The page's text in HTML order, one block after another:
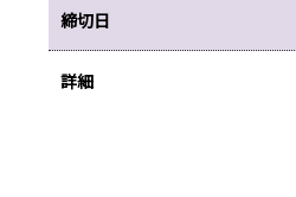
締切日
詳細